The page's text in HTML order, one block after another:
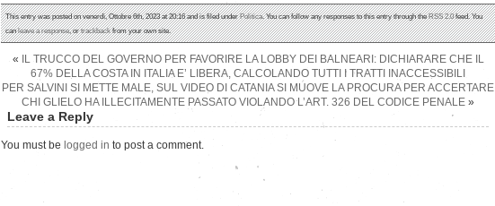
This entry was posted on venerdì, Ottobre 6th, 2023 at 20:16 and is filed underPolitica. You can follow any responses to this entry through theRSS 2.0feed. You
canleave a response, ortrackbackfrom your own site.
«
IL TRUCCO DEL GOVERNO PER FAVORIRE LA LOBBY DEI BALNEARI: DICHIARARE CHE IL
67% DELLA COSTA IN ITALIA E’ LIBERA, CALCOLANDO TUTTI I TRATTI INACCESSIBILI
PER SALVINI SI METTE MALE, SUL VIDEO DI CATANIA SI MUOVE LA PROCURA PER ACCERTARE
CHI GLIELO HA ILLECITAMENTE PASSATO VIOLANDO L’ART. 326 DEL CODICE PENALE »
Leave a Reply
You must be logged in to post a comment.